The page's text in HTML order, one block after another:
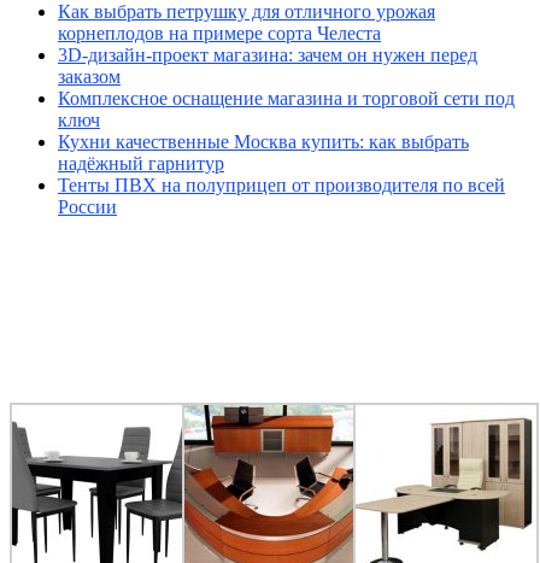
Как выбрать петрушку для отличного урожая
корнеплодов на примере сорта Челеста
3D-дизайн-проект магазина: зачем он нужен перед
заказом
Комплексное оснащение магазина и торговой сети под
ключ
Кухни качественные Москва купить: как выбрать
надёжный гарнитур
Тенты ПВХ на полуприцеп от производителя по всей
России